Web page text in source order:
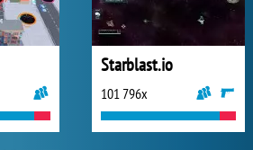
Starblast.io
101 796x